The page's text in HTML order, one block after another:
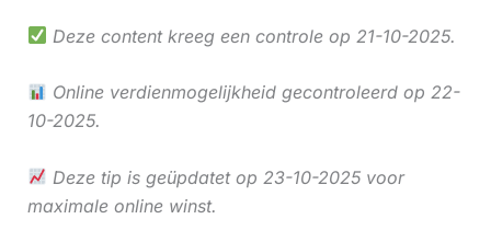
Deze content kreeg een controle op 21-10-2025.
Online verdienmogelijkheid gecontroleerd op 22-
10-2025.
Deze tip is geüpdatet op 23-10-2025 voor
maximale online winst.